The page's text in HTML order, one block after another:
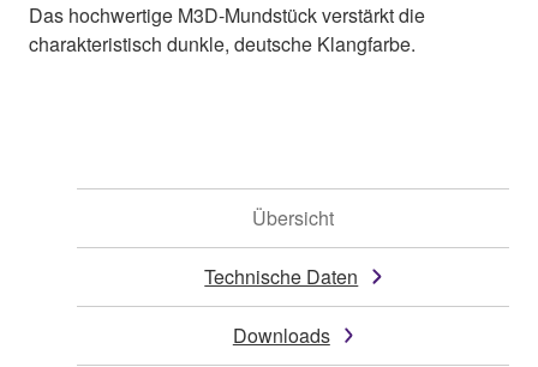
Das hochwertige M3D-Mundstück verstärkt die
charakteristisch dunkle, deutsche Klangfarbe.
Übersicht
Technische Daten
Downloads